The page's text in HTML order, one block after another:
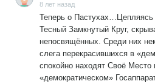
8 лет назад
Теперь о Пастухах…Цепляясь
Тесный Замкнутый Круг,
непосвящённых. Среди них
слега перекрасившихся в
спокойно находят Своё Место
«демократическом»